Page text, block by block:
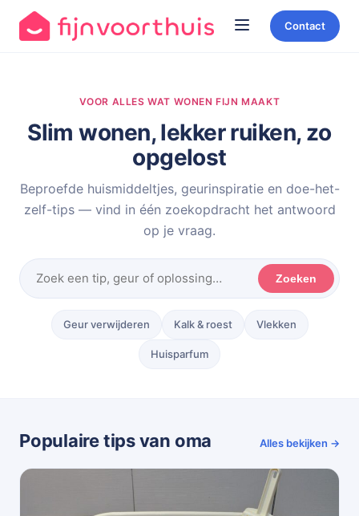
Contact
VOOR ALLES WAT WONEN FIJN MAAKT
Slim wonen, lekker ruiken, zo
opgelost
Beproefde huismiddeltjes, geurinspiratie en doe-het-
zelf-tips — vind in één zoekopdracht het antwoord
op je vraag.
Zoeken
Geur verwijderen Kalk & roest Vlekken
Huisparfum
Populaire tips van oma Alles bekijken →